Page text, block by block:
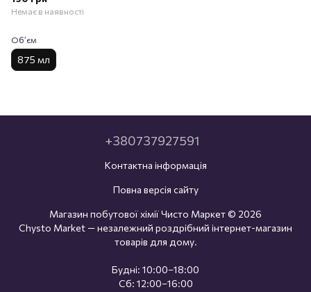
Немає в наявності
Обʼєм
875 мл
+380737927591
Контактна інформація
Повна версія сайту
Магазин побутової хімії Чисто Маркет © 2026
Chysto Market — незалежний роздрібний інтернет-магазин
товарів для дому.
Будні: 10:00–18:00
Сб: 12:00–16:00